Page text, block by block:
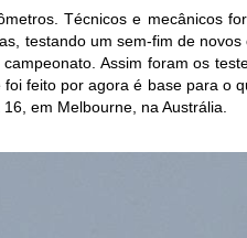
Técnicos e mecânicos
testando um sem-fim de
Assim foram os
feito por agora é base para o
em Melbourne, na Austrália.